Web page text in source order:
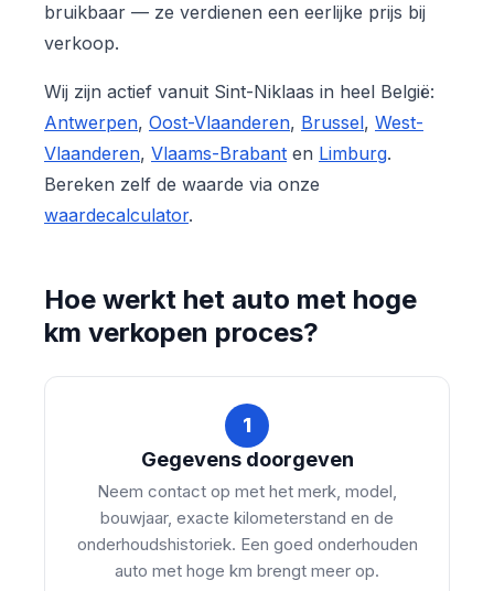
bruikbaar — ze verdienen een eerlijke prijs bij
verkoop.
Wij zijn actief vanuit Sint-Niklaas in heel België:
Antwerpen, Oost-Vlaanderen, Brussel, West-
Vlaanderen, Vlaams-Brabant en Limburg.
Bereken zelf de waarde via onze
waardecalculator.
Hoe werkt het auto met hoge
km verkopen proces?
1
Gegevens doorgeven
Neem contact op met het merk, model,
bouwjaar, exacte kilometerstand en de
onderhoudshistoriek. Een goed onderhouden
auto met hoge km brengt meer op.